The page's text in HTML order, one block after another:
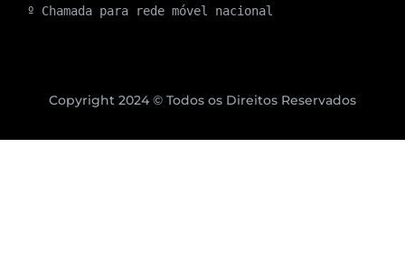
º Chamada para rede móvel nacional
Copyright 2024 © Todos os Direitos Reservados